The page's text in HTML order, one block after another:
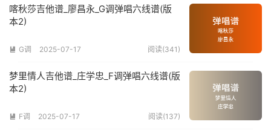
喀秋莎吉他谱_廖昌永_G调弹唱六线谱(版
本2)
 G调 2025-07-17 阅读(341)
梦里情人吉他谱_庄学忠_F调弹唱六线谱(版
本2)
 F调 2025-07-17 阅读(137)